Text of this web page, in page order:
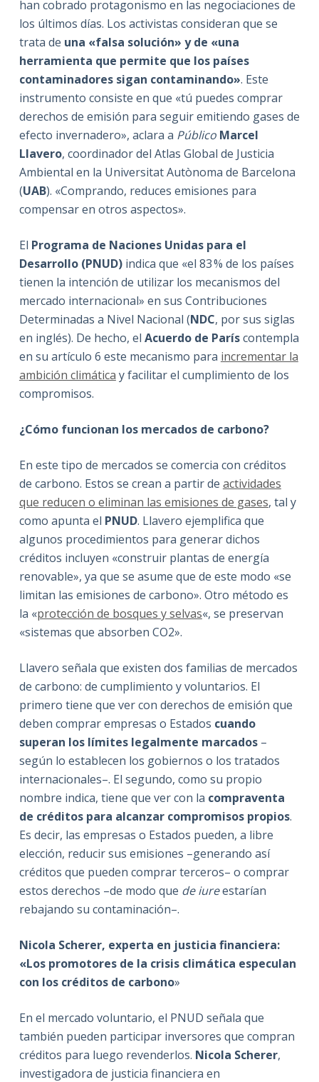
han cobrado protagonismo en las negociaciones de
los últimos días. Los activistas consideran que se
trata de una «falsa solución» y de «una
herramienta que permite que los países
contaminadores sigan contaminando». Este
instrumento consiste en que «tú puedes comprar
derechos de emisión para seguir emitiendo gases de
efecto invernadero», aclara a Público Marcel
Llavero, coordinador del Atlas Global de Justicia
Ambiental en la Universitat Autònoma de Barcelona
(UAB). «Comprando, reduces emisiones para
compensar en otros aspectos».
El Programa de Naciones Unidas para el
Desarrollo (PNUD)indica que «el 83 % de los países
tienen la intención de utilizar los mecanismos del
mercado internacional» en sus Contribuciones
Determinadas a Nivel Nacional (NDC, por sus siglas
en inglés). De hecho, el Acuerdo de Paríscontempla
en su artículo 6 este mecanismo para incrementar la
ambición climática y facilitar el cumplimiento de los
compromisos.
¿Cómo funcionan los mercados de carbono?
En este tipo de mercados se comercia con créditos
de carbono. Estos se crean a partir de actividades
que reducen o eliminan las emisiones de gases, tal y
como apunta el PNUD. Llavero ejemplifica que
algunos procedimientos para generar dichos
créditos incluyen «construir plantas de energía
renovable», ya que se asume que de este modo «se
limitan las emisiones de carbono». Otro método es
la «protección de bosques y selvas«, se preservan
«sistemas que absorben CO2».
Llavero señala que existen dos familias de mercados
de carbono: de cumplimiento y voluntarios. El
primero tiene que ver con derechos de emisión que
deben comprar empresas o Estados cuando
superan los límites legalmente marcados–
según lo establecen los gobiernos o los tratados
internacionales–. El segundo, como su propio
nombre indica, tiene que ver con la compraventa
de créditos para alcanzar compromisos propios.
Es decir, las empresas o Estados pueden, a libre
elección, reducir sus emisiones –generando así
créditos que pueden comprar terceros– o comprar
estos derechos –de modo que de iureestarían
rebajando su contaminación–.
Nicola Scherer, experta en justicia financiera:
«Los promotores de la crisis climática especulan
con los créditos de carbono»
En el mercado voluntario, el PNUD señala que
también pueden participar inversores que compran
créditos para luego revenderlos. Nicola Scherer,
investigadora de justicia financiera en